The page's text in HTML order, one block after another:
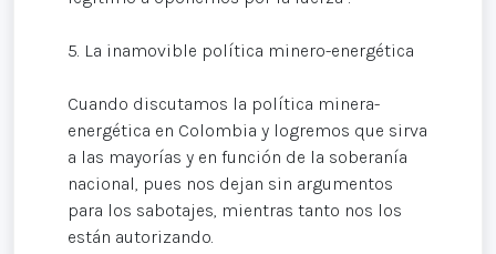
5. La inamovible política minero-energética
Cuando discutamos la política minera-
energética en Colombia y logremos que sirva
a las mayorías y en función de la soberanía
nacional, pues nos dejan sin argumentos
para los sabotajes, mientras tanto nos los
están autorizando.